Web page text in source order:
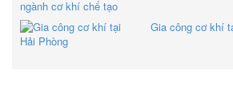
Gia công cơ khí